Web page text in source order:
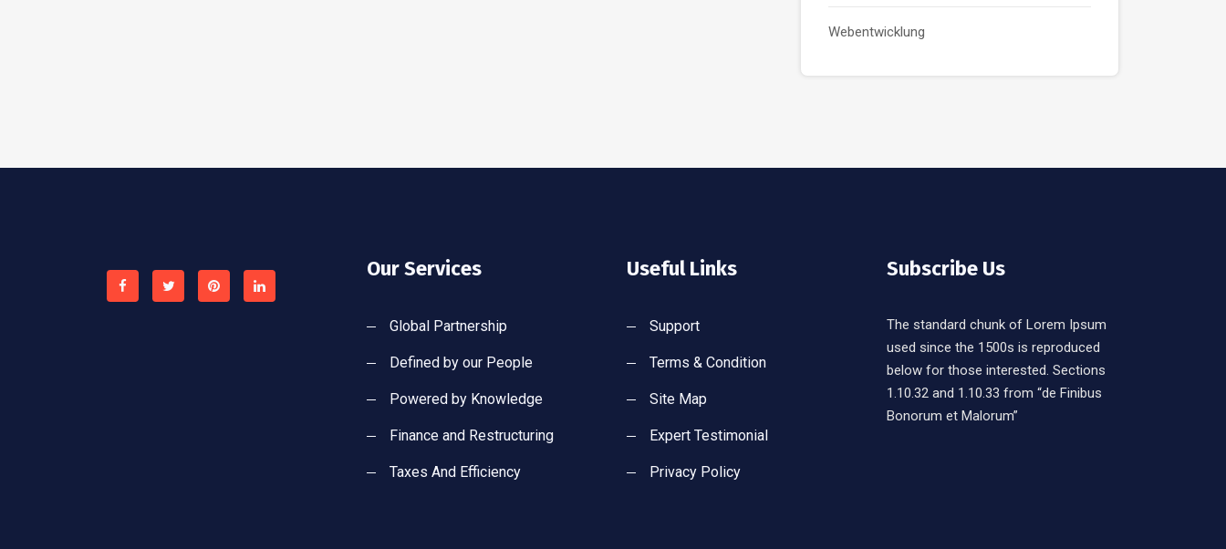
Webentwicklung
Our Services
Global Partnership
Defined by our People
Powered by Knowledge
Finance and Restructuring
Taxes And Efficiency
Useful Links
Support
Terms & Condition
Site Map
Expert Testimonial
Privacy Policy
Subscribe Us
The standard chunk of Lorem Ipsum
used since the 1500s is reproduced
below for those interested. Sections
1.10.32 and 1.10.33 from “de Finibus
Bonorum et Malorum”